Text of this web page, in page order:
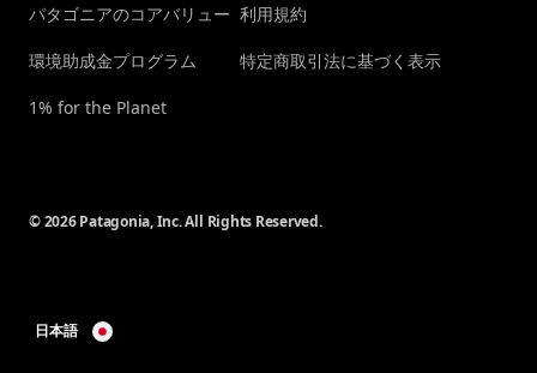
パタゴニアのコアバリュー
環境助成金プログラム
1% for the Planet
利用規約
特定商取引法に基づく表示
© 2026 Patagonia, Inc. All Rights Reserved.
日本語